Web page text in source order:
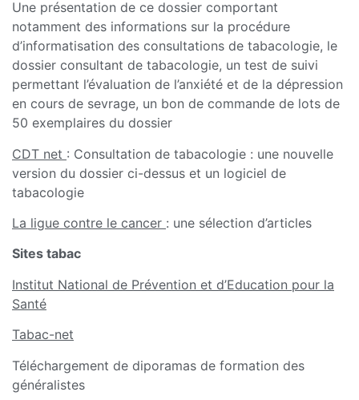
Une présentation de ce dossier comportant
notamment des informations sur la procédure
d’informatisation des consultations de tabacologie, le
dossier consultant de tabacologie, un test de suivi
permettant l’évaluation de l’anxiété et de la dépression
en cours de sevrage, un bon de commande de lots de
50 exemplaires du dossier
CDT net : Consultation de tabacologie : une nouvelle
version du dossier ci-dessus et un logiciel de
tabacologie
La ligue contre le cancer : une sélection d’articles
Sites tabac
Institut National de Prévention et d’Education pour la
Santé
Tabac-net
Téléchargement de diporamas de formation des
généralistes